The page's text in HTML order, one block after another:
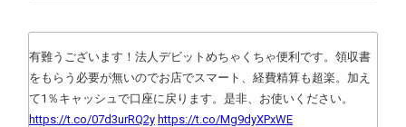
有難うございます！法人デビットめちゃくちゃ便利です。領収書
をもらう必要が無いのでお店でスマート、経費精算も超楽。加え
て1％キャッシュで口座に戻ります。是非、お使いください。
https://t.co/07d3urRQ2y https://t.co/Mg9dyXPxWE